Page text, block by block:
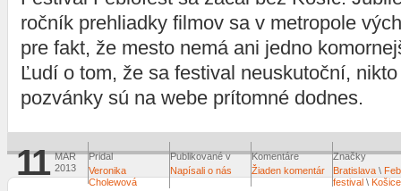
ročník prehliadky filmov sa v metropole
pre fakt, že mesto nemá ani jedno
Ľudí o tom, že sa festival neuskutoční,
pozvánky sú na webe prítomné dodnes.
11 MAR
2013
Pridal
Veronika
Cholewová
Publikované v
Napísali o nás
Komentáre
Žiaden komentár
Značky
Bratislava \
festival \ Košice